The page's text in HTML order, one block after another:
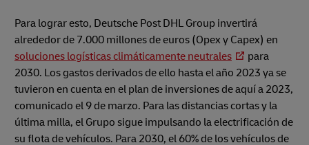
Para lograr esto, Deutsche Post DHL Group invertirá
alrededor de 7.000 millones de euros (Opex y Capex) en
soluciones logísticas climáticamente neutrales
para
2030. Los gastos derivados de ello hasta el año 2023 ya se
tuvieron en cuenta en el plan de inversiones de aquí a 2023,
comunicado el 9 de marzo. Para las distancias cortas y la
última milla, el Grupo sigue impulsando la electrificación de
su flota de vehículos. Para 2030, el 60% de los vehículos de